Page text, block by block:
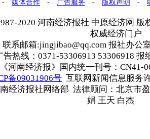
媒体合作 - 广告服务 - 版权声明 -
2020 河南经济报社 中原经济网 版
权威经济门户
联系邮箱:jingjibao@qq.com 报社办公
告热线：0371-53306913 53306918 报
《河南经济报》国内统一刊号：
备09031906号 互联网新闻信息服务
经济报社网络部 法律顾问：北京市
娟 王天 白杰